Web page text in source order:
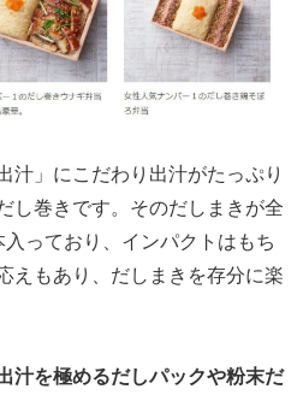
汁」にこだわり出汁がたっぷり
し巻きです。そのだしまきが全
っており、インパクトはもち
えもあり、だしまきを存分に楽
汁を極めるだしパックや粉末だ